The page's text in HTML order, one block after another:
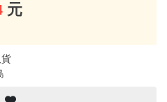
元